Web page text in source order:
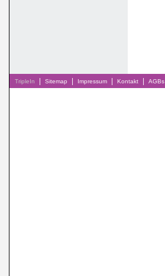
TripleIn Sitemap Impressum Kontakt AGBs